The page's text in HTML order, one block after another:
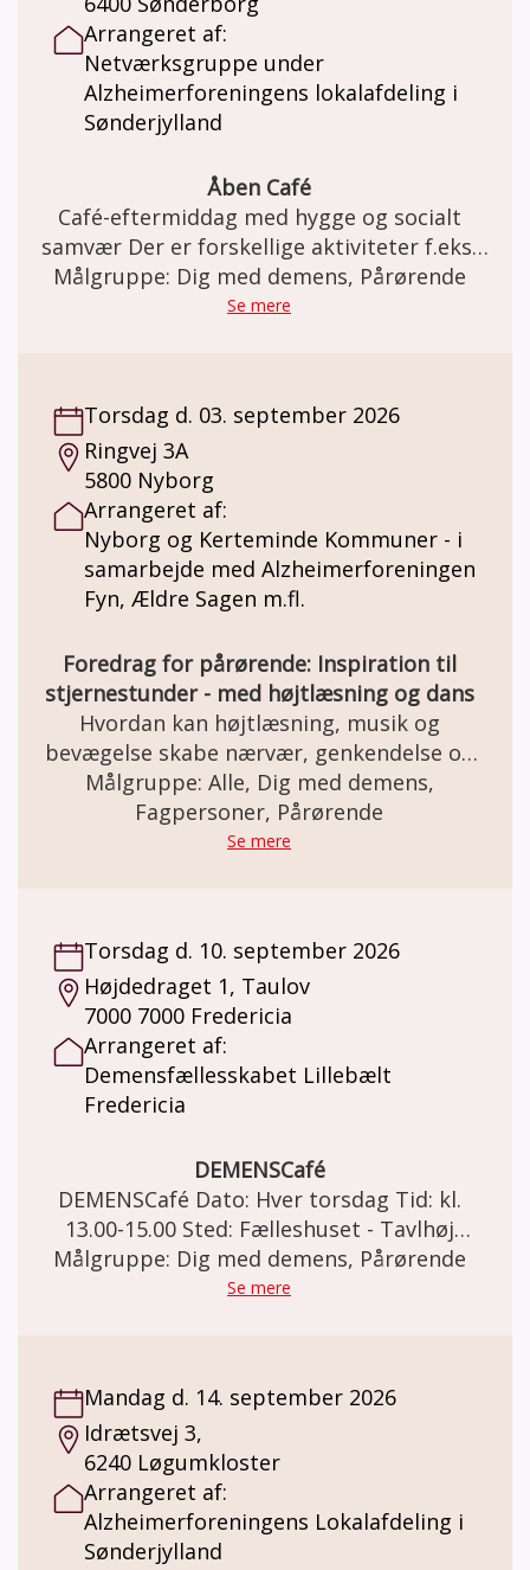
Demensfællesskabet Lillebælt. Hygge og
gode snakke, sang, små spil og quizzer,
forskellige oplægsholdere, korte gåture og
meget andet. Pris: Demenscaféen er gratis. I
Demensfællesskabet kan der købes kaffe og
ved særlige aktiviteter såsom
fællesspisning, udflugter, foredrag m.m.
Tilmelding fra gang til gang til
Demensfællesskabet Lillebælt på tlf. 22 80
01 95 eller på mail:
Arrangeret af:
Netværksgruppe under
Alzheimerforeningens lokalafdeling i
Sønderjylland
Åben Café
Café-eftermiddag med hygge og socialt
samvær Der er forskellige aktiviteter f.eks.
sangeftermiddag, foredrag, udflugt m.m.
Målgruppe: Dig med demens, Pårørende
Se mere
Torsdag d. 03. september 2026
Ringvej 3A
5800 Nyborg
Arrangeret af:
Nyborg og Kerteminde Kommuner - i
samarbejde med Alzheimerforeningen
Fyn, Ældre Sagen m.fl.
Foredrag for pårørende: Inspiration til
stjernestunder - med højtlæsning og dans
Hvordan kan højtlæsning, musik og
bevægelse skabe nærvær, genkendelse og
glæde – også når sproget og hukommelsen
svigter? Få inspiration og konkrete
eksempler på, hvordan man som pårørende
alene, eller du kan tage din nære med
demens under armen, så I kan få en særlig
oplevelse sammen. Vær med til en aften,
hvor vi skal erindre, danse (med headsets
på) og sanse sammen. v. Lillan Albeck og
Mette Oscar Pedersen
Målgruppe: Alle, Dig med demens,
Fagpersoner, Pårørende
Se mere
Torsdag d. 10. september 2026
Højdedraget 1, Taulov
7000 7000 Fredericia
Arrangeret af:
Demensfællesskabet Lillebælt
Fredericia
DEMENSCafé
DEMENSCafé Dato: Hver torsdag Tid: kl.
13.00-15.00 Sted: Fælleshuset - Tavlhøj
Højdedraget 1, Taulov, 7000 Fredericia
Demenscafé. Et socialt fællesskab og et
trygt frirum som faciliteres af frivillige fra
Demensfællesskabet Lillebælt. Hygge og
gode snakke, sang, små spil og quizzer,
forskellige oplægsholdere, korte gåture og
meget andet. Pris: Demenscaféen er gratis. I
Målgruppe: Dig med demens, Pårørende
Se mere
Mandag d. 14. september 2026
Idrætsvej 3,
6240 Løgumkloster
Arrangeret af:
Alzheimerforeningens Lokalafdeling i
Sønderjylland